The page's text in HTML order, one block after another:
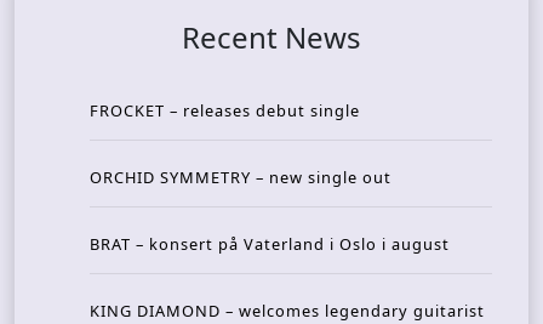
Recent News
FROCKET – releases debut single
ORCHID SYMMETRY – new single out
BRAT – konsert på Vaterland i Oslo i august
KING DIAMOND – welcomes legendary guitarist